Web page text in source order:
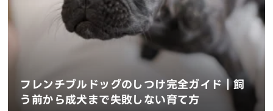
フレンチブルドッグのしつけ完全ガイド｜飼
う前から成犬まで失敗しない育て方